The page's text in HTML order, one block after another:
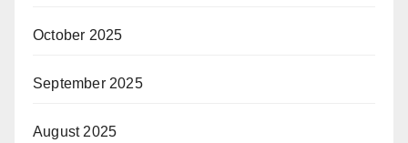
October 2025
September 2025
August 2025